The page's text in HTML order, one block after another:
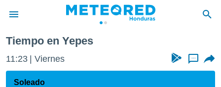
de
ha sido
Tiempo en Yepes
11:23 Viernes ...
Soleado